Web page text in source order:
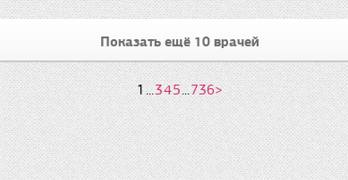
Показать ещё 10 врачей
1...345...736>